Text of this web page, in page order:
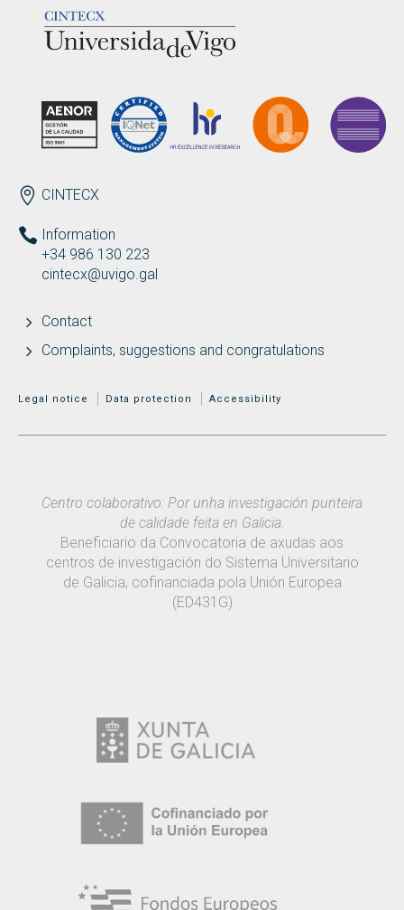
ENDEREZO EN
CINTECX
Information
+34 986 130 223
cintecx@uvigo.gal
Contact
Complaints, suggestions and congratulations
MENÚ ADICIONAL
Legal notice Data protection Accessibility
Centro colaborativo: Por unha investigación punteira
de calidade feita en Galicia.
Beneficiario da Convocatoria de axudas aos
centros de investigación do Sistema Universitario
de Galicia, cofinanciada pola Unión Europea
(ED431G)